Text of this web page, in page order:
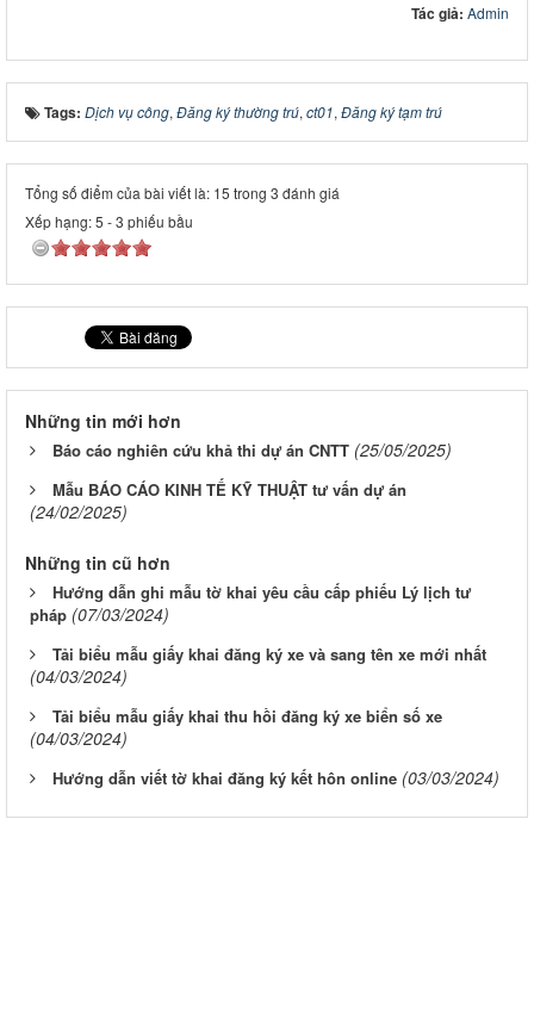
Tác giả: Admin
Tags: Dịch vụ công, Đăng ký thường trú, ct01, Đăng ký tạm trú
Tổng số điểm của bài viết là: 15 trong 3 đánh giá
Xếp hạng:5 -3 phiếu bầu
Những tin mới hơn
Báo cáo nghiên cứu khả thi dự án CNTT (25/05/2025)
Mẫu BÁO CÁO KINH TẾ KỸ THUẬT tư vấn dự án
(24/02/2025)
Những tin cũ hơn
Hướng dẫn ghi mẫu tờ khai yêu cầu cấp phiếu Lý lịch tư
pháp (07/03/2024)
Tải biểu mẫu giấy khai đăng ký xe và sang tên xe mới nhất
(04/03/2024)
Tải biểu mẫu giấy khai thu hồi đăng ký xe biển số xe
(04/03/2024)
Hướng dẫn viết tờ khai đăng ký kết hôn online (03/03/2024)